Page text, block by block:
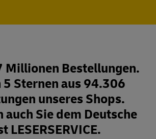
Millionen Bestellungen.
Sternen aus 94.306
unseres Shops.
auch Sie dem Deutsche
LESERSERVICE.